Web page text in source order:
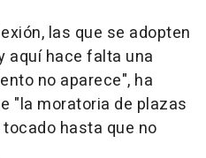
las que se adopten
aquí hace falta una
no aparece", ha
"la moratoria de plazas
hasta que no